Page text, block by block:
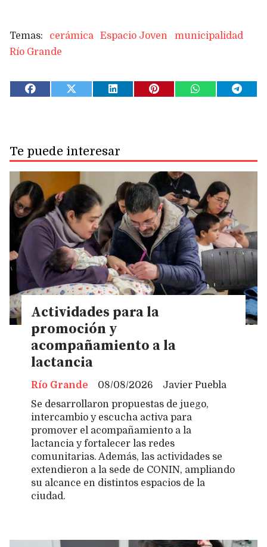
cerámica Espacio Joven
municipalidad
Río Grande
Te puede interesar
Actividades para la
promoción y
acompañamiento a la
lactancia
Javier Puebla
Río Grande
08/08/2026
Se desarrollaron propuestas de juego,
intercambio y escucha activa para
promover el acompañamiento a la
lactancia y fortalecer las redes
comunitarias. Además, las actividades se
extendieron a la sede de CONIN, ampliando
su alcance en distintos espacios de la
ciudad.